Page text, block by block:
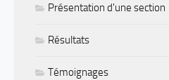
Présentation d'une section
Résultats
Témoignages